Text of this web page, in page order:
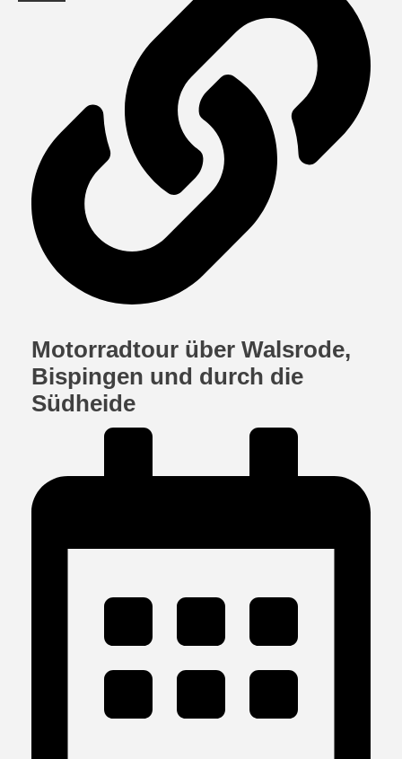
Motorradtour über Walsrode,
Bispingen und durch die
Südheide